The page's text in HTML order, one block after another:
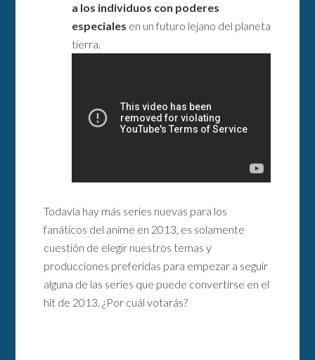
a los individuos con poderes
especiales en un futuro lejano del planeta
tierra.
Todavía hay más series nuevas para los
fanáticos del anime en 2013, es solamente
cuestión de elegir nuestros temas y
producciones preferidas para empezar a seguir
alguna de las series que puede convertirse en el
hit de 2013. ¿Por cuál votarás?